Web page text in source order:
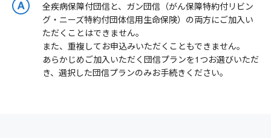
全疾病保障付団信と、ガン団信（がん保障特約付リビン
グ・ニーズ特約付団体信用生命保険）の両方にご加入い
ただくことはできません。
また、重複してお申込みいただくこともできません。
あらかじめご加入いただく団信プランを1つお選びいただ
き、選択した団信プランのみお手続きください。